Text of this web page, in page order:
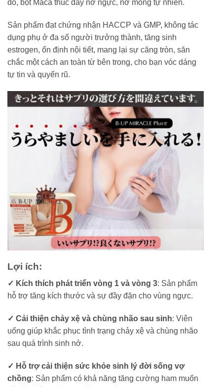
đỏ, bột Maca thúc đẩy nở ngực, nở mông tự nhiên.
Sản phẩm đạt chứng nhận HACCP và GMP, không tác
dụng phụ ở đa số người trưởng thành, tăng sinh
estrogen, ổn định nội tiết, mang lại sự căng tròn, săn
chắc một cách an toàn từ bên trong, cho bạn vóc dáng
tự tin và quyến rũ.
Lợi ích:
✓ Kích thích phát triển vòng 1 và vòng 3: Sản phẩm
hỗ trợ tăng kích thước và sự đầy đặn cho vùng ngực.
✓ Cải thiện chảy xệ và chùng nhão sau sinh: Viên
uống giúp khắc phục tình trạng chảy xệ và chùng nhão
sau quá trình sinh nở.
✓ Hỗ trợ cải thiện sức khỏe sinh lý đời sống vợ
chồng: Sản phẩm có khả năng tăng cường ham muốn